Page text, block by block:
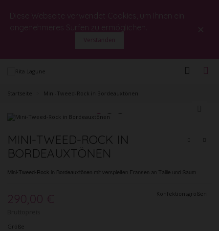
Diese Webseite verwendet Cookies, um Ihnen ein
angenehmeres Surfen zu ermöglichen.
Verstanden
×
Startseite Mini-Tweed-Rock in Bordeauxtönen
MINI-TWEED-ROCK IN
BORDEAUXTÖNEN
Mini-Tweed-Rock in Bordeauxtönen mit verspielten Fransen an Taille und Saum
290,00 € Konfektionsgrößen
Größe